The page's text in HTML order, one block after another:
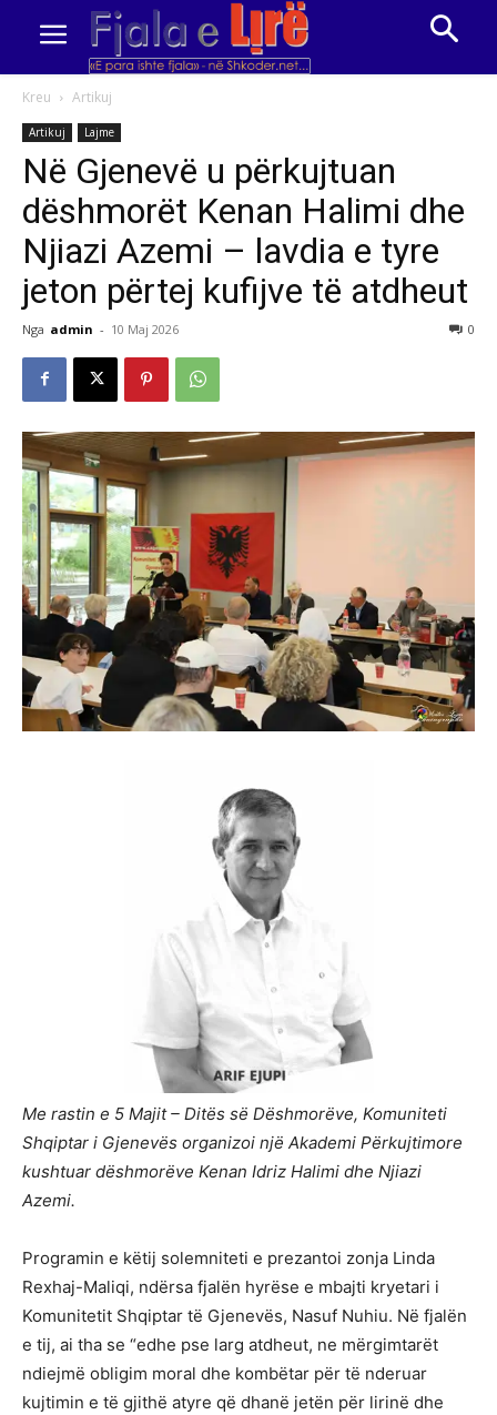
Kreu Artikuj
Artikuj Lajme
Në Gjenevë u përkujtuan
dëshmorët Kenan Halimi dhe
Njiazi Azemi – lavdia e tyre
jeton përtej kufijve të atdheut
Nga admin - 10 Maj 2026 0
Me rastin e 5 Majit – Ditës së Dëshmorëve, Komuniteti
Shqiptar i Gjenevës organizoi një Akademi Përkujtimore
kushtuar dëshmorëve Kenan Idriz Halimi dhe Njiazi
Azemi.
Programin e këtij solemniteti e prezantoi zonja Linda
Rexhaj-Maliqi, ndërsa fjalën hyrëse e mbajti kryetari i
Komunitetit Shqiptar të Gjenevës, Nasuf Nuhiu. Në fjalën
e tij, ai tha se “edhe pse larg atdheut, ne mërgimtarët
ndiejmë obligim moral dhe kombëtar për të nderuar
kujtimin e të gjithë atyre që dhanë jetën për lirinë dhe